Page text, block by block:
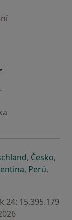
stránka
záložce
v nové záložce
se otevře v
, Českose
,
záložce
v nové
se otevře v
, Perúse
,
24: 15.395.179